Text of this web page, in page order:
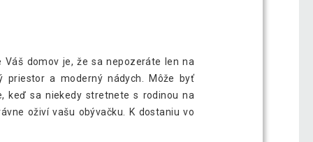
domov je, že sa nepozeráte len na
priestor a moderný nádych. Môže byť
keď sa niekedy stretnete s rodinou na
oživí vašu obývačku. K dostaniu vo